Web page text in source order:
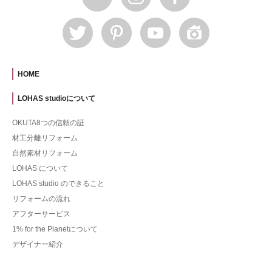
HOME
LOHAS studioについて
OKUTA8つの信頼の証
材工分離リフォーム
自然素材リフォーム
LOHAS について
LOHAS studio のできること
リフォームの流れ
アフターサービス
1% for the Planetについて
デザイナー紹介